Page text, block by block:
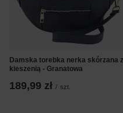
Damska torebka nerka skórzana z
kieszenią - Granatowa
189,99 zł / szt.